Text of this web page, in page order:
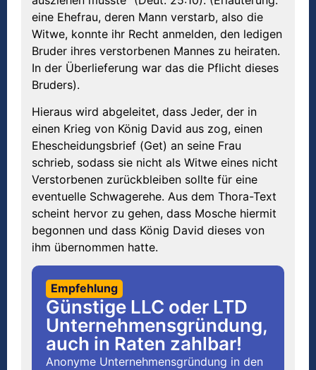
eine Ehefrau, deren Mann verstarb, also die
Witwe, konnte ihr Recht anmelden, den ledigen
Bruder ihres verstorbenen Mannes zu heiraten.
In der Überlieferung war das die Pflicht dieses
Bruders).
Hieraus wird abgeleitet, dass Jeder, der in
einen Krieg von König David aus zog, einen
Ehescheidungsbrief (Get) an seine Frau
schrieb, sodass sie nicht als Witwe eines nicht
Verstorbenen zurückbleiben sollte für eine
eventuelle Schwagerehe. Aus dem Thora-Text
scheint hervor zu gehen, dass Mosche hiermit
begonnen und dass König David dieses von
ihm übernommen hatte.
Empfehlung
Günstige LLC oder LTD
Unternehmensgründung,
auch in Raten zahlbar!
Anonyme Unternehmensgründung in den